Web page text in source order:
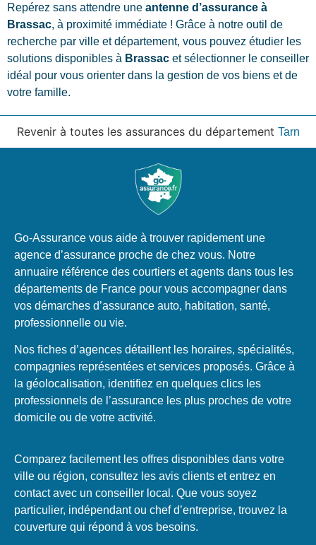
Repérez sans attendre une antenne d’assurance à
Brassac, à proximité immédiate ! Grâce à notre outil de
recherche par ville et département, vous pouvez étudier les
solutions disponibles à Brassac et sélectionner le conseiller
idéal pour vous orienter dans la gestion de vos biens et de
votre famille.
Revenir à toutes les assurances du département Tarn
Go-Assurance vous aide à trouver rapidement une
agence d’assurance proche de chez vous. Notre
annuaire référence des courtiers et agents dans tous les
départements de France pour vous accompagner dans
vos démarches d’assurance auto, habitation, santé,
professionnelle ou vie.
Nos fiches d’agences détaillent les horaires, spécialités,
compagnies représentées et services proposés. Grâce à
la géolocalisation, identifiez en quelques clics les
professionnels de l’assurance les plus proches de votre
domicile ou de votre activité.
Comparez facilement les offres disponibles dans votre
ville ou région, consultez les avis clients et entrez en
contact avec un conseiller local. Que vous soyez
particulier, indépendant ou chef d’entreprise, trouvez la
couverture qui répond à vos besoins.